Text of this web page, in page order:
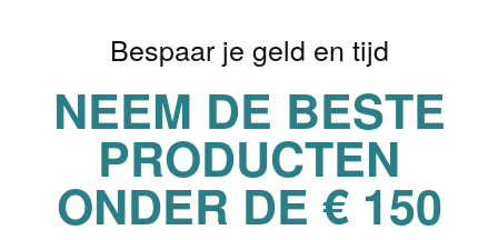
Bespaar je geld en tijd
NEEM DE BESTE
PRODUCTEN
ONDER DE € 150